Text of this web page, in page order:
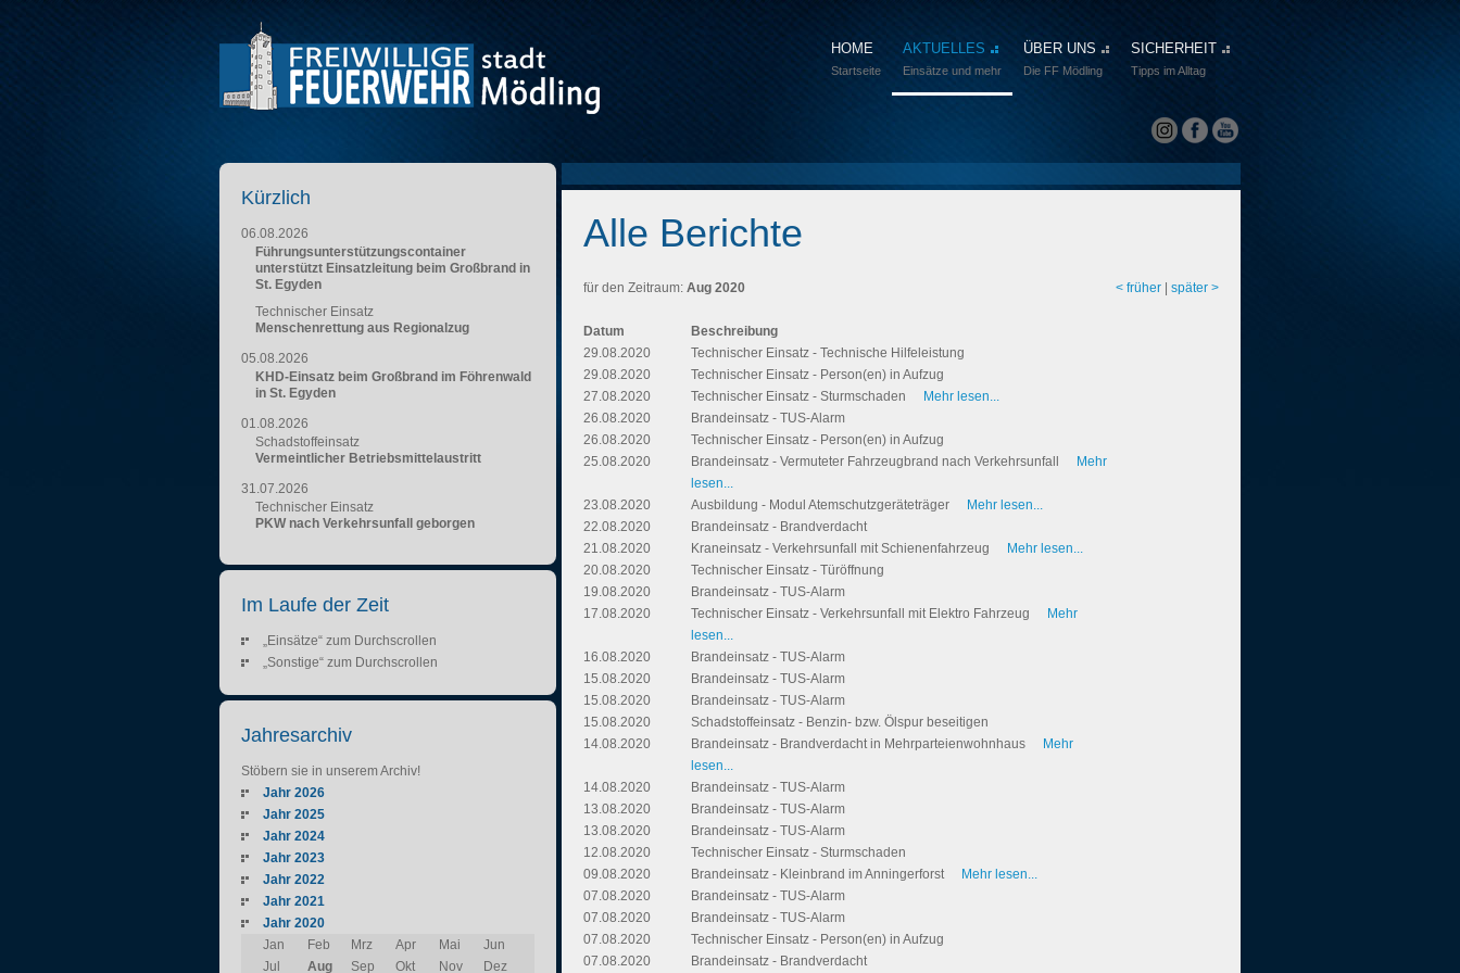
HOME
Startseite
AKTUELLES
Einsätze und mehr
ÜBER UNS
Die FF Mödling
SICHERHEIT
Tipps im Alltag
Alle Berichte
< früher später >
für den Zeitraum: Aug 2020
Datum
Beschreibung
29.08.2020
Technischer Einsatz - Technische Hilfeleistung
29.08.2020
Technischer Einsatz - Person(en) in Aufzug
27.08.2020
Technischer Einsatz - Sturmschaden
Mehr lesen...
26.08.2020
Brandeinsatz - TUS-Alarm
26.08.2020
Technischer Einsatz - Person(en) in Aufzug
25.08.2020
Brandeinsatz - Vermuteter Fahrzeugbrand nach Verkehrsunfall
Mehr
lesen...
23.08.2020
Ausbildung - Modul Atemschutzgeräteträger
Mehr lesen...
22.08.2020
Brandeinsatz - Brandverdacht
21.08.2020
Kraneinsatz - Verkehrsunfall mit Schienenfahrzeug
Mehr lesen...
20.08.2020
Technischer Einsatz - Türöffnung
19.08.2020
Brandeinsatz - TUS-Alarm
17.08.2020
Technischer Einsatz - Verkehrsunfall mit Elektro Fahrzeug
Mehr
lesen...
16.08.2020
Brandeinsatz - TUS-Alarm
15.08.2020
Brandeinsatz - TUS-Alarm
15.08.2020
Brandeinsatz - TUS-Alarm
15.08.2020
Schadstoffeinsatz - Benzin- bzw. Ölspur beseitigen
14.08.2020
Brandeinsatz - Brandverdacht in Mehrparteienwohnhaus
Mehr
lesen...
14.08.2020
Brandeinsatz - TUS-Alarm
13.08.2020
Brandeinsatz - TUS-Alarm
13.08.2020
Brandeinsatz - TUS-Alarm
12.08.2020
Technischer Einsatz - Sturmschaden
09.08.2020
Brandeinsatz - Kleinbrand im Anningerforst
Mehr lesen...
07.08.2020
Brandeinsatz - TUS-Alarm
07.08.2020
Brandeinsatz - TUS-Alarm
07.08.2020
Technischer Einsatz - Person(en) in Aufzug
07.08.2020
Brandeinsatz - Brandverdacht
Kürzlich
06.08.2026
Führungsunterstützungscontainer
unterstützt Einsatzleitung beim Großbrand in
St. Egyden
Technischer Einsatz
Menschenrettung aus Regionalzug
05.08.2026
KHD-Einsatz beim Großbrand im Föhrenwald
in St. Egyden
01.08.2026
Schadstoffeinsatz
Vermeintlicher Betriebsmittelaustritt
31.07.2026
Technischer Einsatz
PKW nach Verkehrsunfall geborgen
Im Laufe der Zeit
„Einsätze“ zum Durchscrollen
„Sonstige“ zum Durchscrollen
Jahresarchiv
Stöbern sie in unserem Archiv!
Jahr 2026
Jahr 2025
Jahr 2024
Jahr 2023
Jahr 2022
Jahr 2021
Jahr 2020
Jan
Feb Mrz Apr Mai
Jun
Jul
Aug Sep Okt Nov
Dez